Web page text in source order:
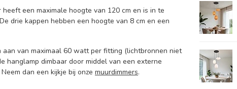
een maximale hoogte van 120 cm en is in te
drie kappen hebben een hoogte van 8 cm en een
van maximaal 60 watt per fitting (lichtbronnen niet
hanglamp dimbaar door middel van een externe
dan een kijkje bij onze muurdimmers.